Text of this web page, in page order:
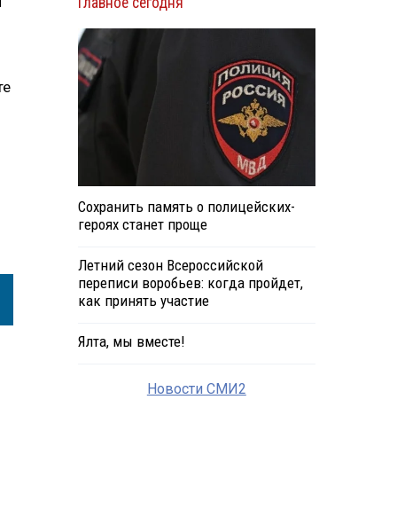
Сохранить память о полицейских-
героях станет проще
Летний сезон Всероссийской
переписи воробьев: когда пройдет,
как принять участие
Ялта, мы вместе!
Новости СМИ2